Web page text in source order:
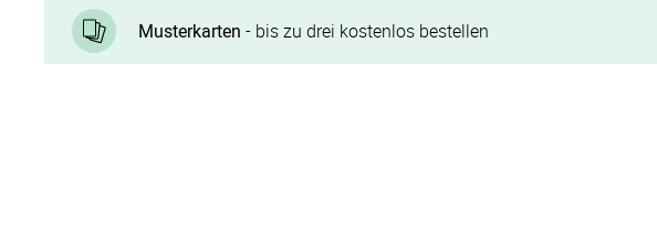
Musterkarten - bis zu drei kostenlos bestellen